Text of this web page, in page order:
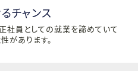
チャンス
社員としての就業を諦めていて
があります。